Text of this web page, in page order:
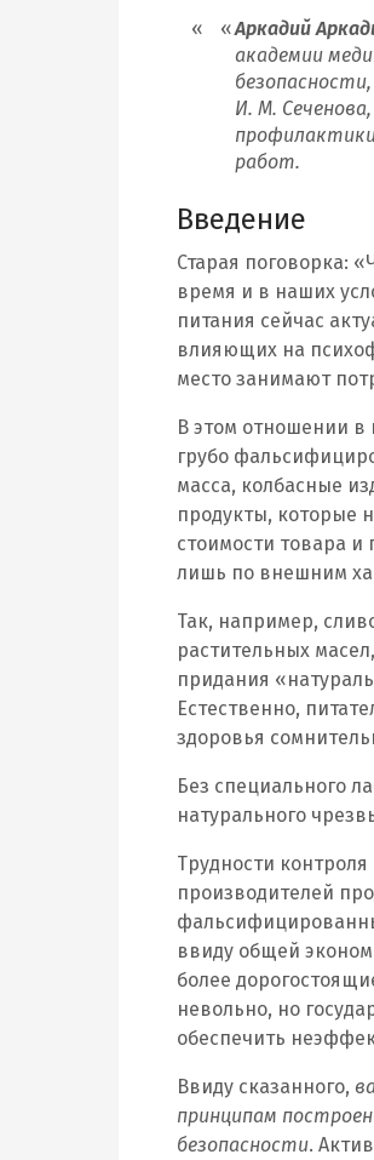
Аркадий
академии
И. М.
работ.
Введение
Старая поговорка:
время и в наших
питания сейчас
влияющих на
место занимают
В этом отношении в
грубо
масса, колбасные
продукты, которые
стоимости товара
лишь по внешним
Так, например,
растительных
придания
Естественно,
здоровья
Без специального
натурального
Трудности
производителей
ввиду общей
более
невольно, но
обеспечить
Ввиду сказанного,
принципам
безопасности.